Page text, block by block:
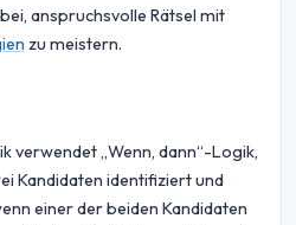
anspruchsvolle Rätsel mit
zu meistern.
verwendet „Wenn, dann“-Logik,
Kandidaten identifiziert und
einer der beiden Kandidaten